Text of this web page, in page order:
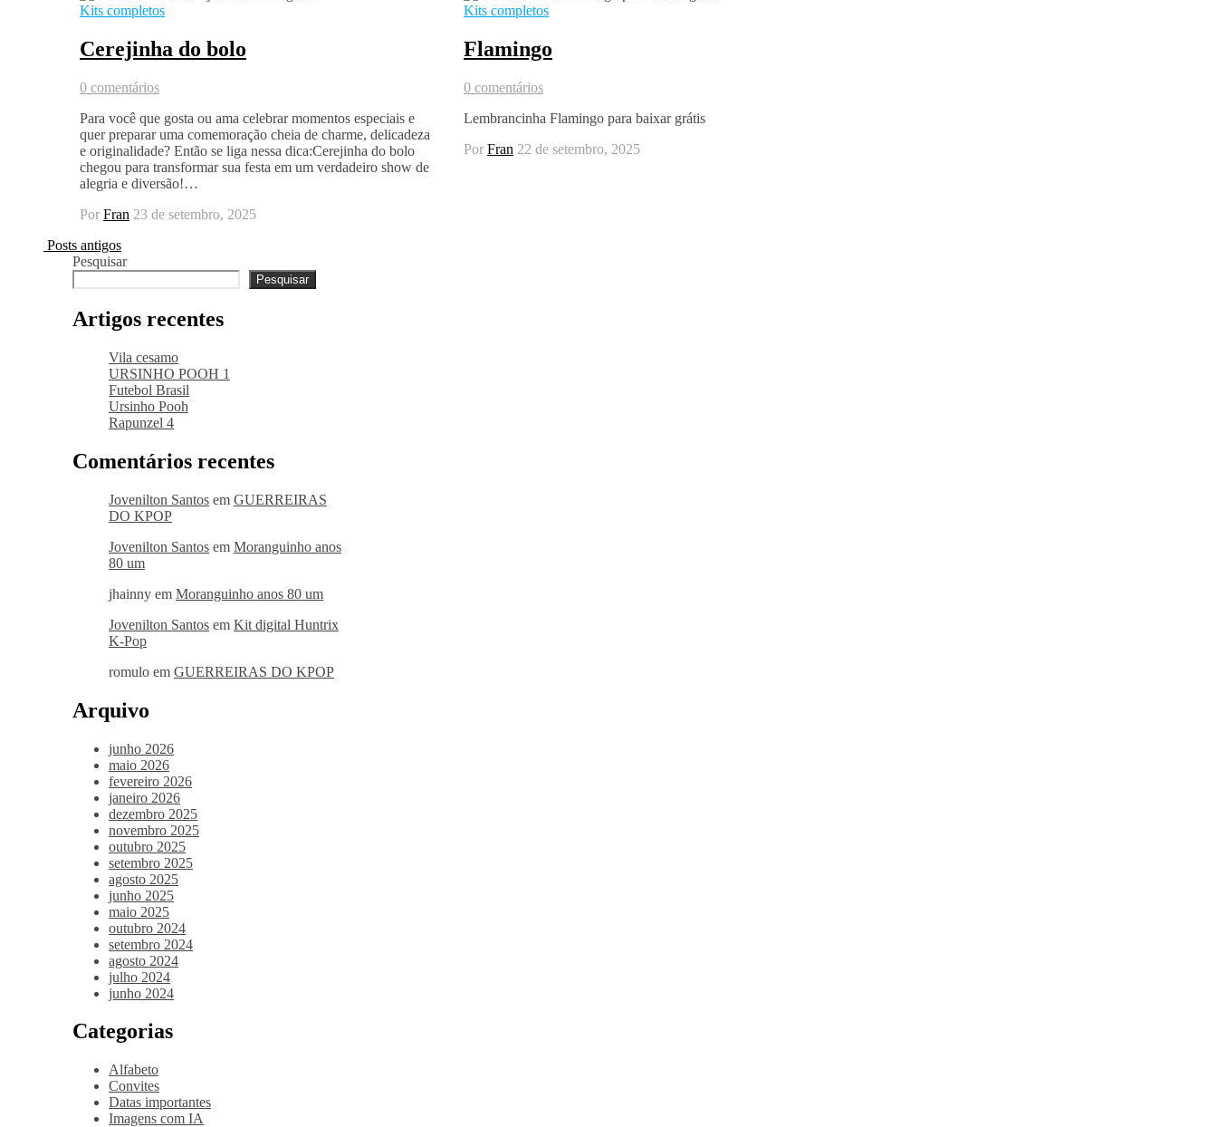
Kits completos
Cerejinha do bolo
0 comentários
Para você que gosta ou ama celebrar momentos especiais e
quer preparar uma comemoração cheia de charme, delicadeza
e originalidade? Então se liga nessa dica:Cerejinha do bolo
chegou para transformar sua festa em um verdadeiro show de
alegria e diversão!…
Por Fran 23 de setembro, 2025
Kits completos
Flamingo
0 comentários
Lembrancinha Flamingo para baixar grátis
Por Fran 22 de setembro, 2025
Posts antigos
Pesquisar
Pesquisar
Artigos recentes
Vila cesamo
URSINHO POOH 1
Futebol Brasil
Ursinho Pooh
Rapunzel 4
Comentários recentes
Jovenilton Santos em GUERREIRAS
DO KPOP
Jovenilton Santos em Moranguinho anos
80 um
jhainny em Moranguinho anos 80 um
Jovenilton Santos em Kit digital Huntrix
K-Pop
romulo em GUERREIRAS DO KPOP
Arquivo
junho 2026
maio 2026
fevereiro 2026
janeiro 2026
dezembro 2025
novembro 2025
outubro 2025
setembro 2025
agosto 2025
junho 2025
maio 2025
outubro 2024
setembro 2024
agosto 2024
julho 2024
junho 2024
Categorias
Alfabeto
Convites
Datas importantes
Imagens com IA